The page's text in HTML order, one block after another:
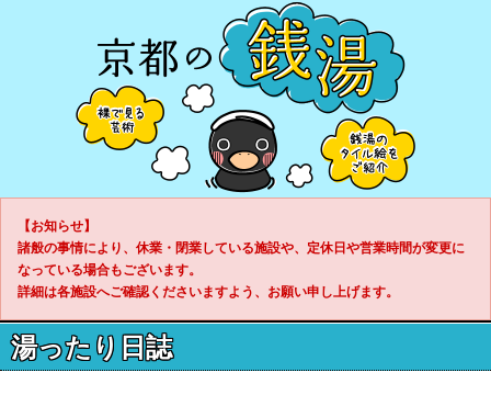
【お知らせ】
諸般の事情により、休業・閉業している施設や、定休日や営業時間が変更に
なっている場合もございます。
詳細は各施設へご確認くださいますよう、お願い申し上げます。
湯ったり日誌